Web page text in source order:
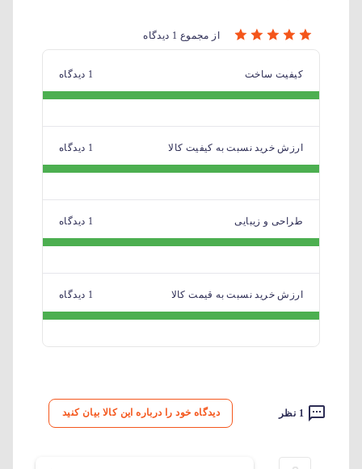
از مجموع 1 دیدگاه
کیفیت ساخت 1 دیدگاه
ارزش خرید نسبت به کیفیت کالا 1 دیدگاه
طراحی و زیبایی 1 دیدگاه
ارزش خرید نسبت به قیمت کالا 1 دیدگاه
1 نظر دیدگاه خود را درباره این کالا بیان کنید